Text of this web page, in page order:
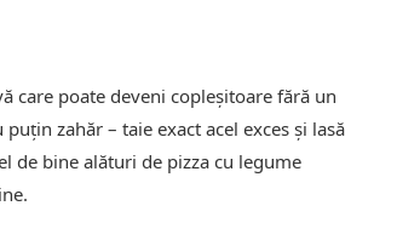
care poate deveni copleșitoare fără un
zahăr – taie exact acel exces și lasă
de bine alături de pizza cu legume